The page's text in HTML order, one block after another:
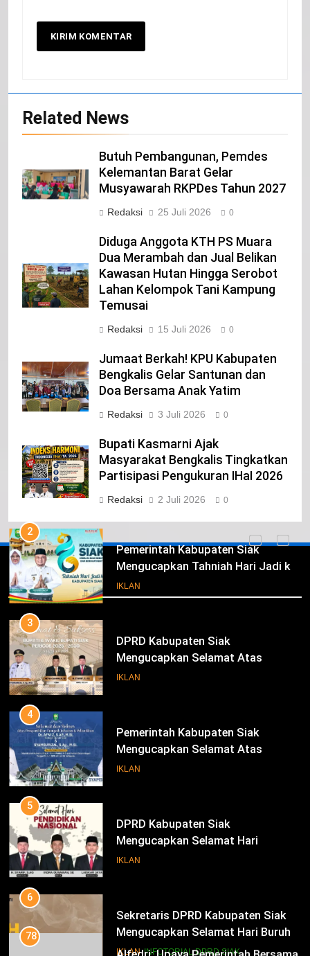
Related News
Butuh Pembangunan, Pemdes
Kelemantan Barat Gelar
Musyawarah RKPDes Tahun 2027
Redaksi 25 Juli 2026 0
Diduga Anggota KTH PS Muara
Dua Merambah dan Jual Belikan
Kawasan Hutan Hingga Serobot
Lahan Kelompok Tani Kampung
Temusai
Redaksi 15 Juli 2026 0
Jumaat Berkah! KPU Kabupaten
Bengkalis Gelar Santunan dan
Doa Bersama Anak Yatim
Redaksi 3 Juli 2026 0
Bupati Kasmarni Ajak
Masyarakat Bengkalis Tingkatkan
Partisipasi Pengukuran IHaI 2026
Redaksi 2 Juli 2026 0
Iklan
IKLAN
Iklan Pemerintah Kabupaten Siak
IKLAN
NORMAN SILITONGA CALEG DPRD
PROVINSI DKI JAKARTA
IKLAN
NURGARAHA HARPAL NOVTEN, SH
CALON ANGGOTA DPRD PROVINSI
Pimpinan Beserta Anggota DPRD
Kabupaten Siak Mengucapkan
IKLAN
2
Pemerintah Kabupaten Siak
Mengucapkan Tahniah Hari Jadi ke-
26 Kabupaten Siak
IKLAN
3
DPRD Kabupaten Siak
Mengucapkan Selamat Atas
Pengambilan Sumpah Jabatan
IKLAN
4
Pemerintah Kabupaten Siak
Mengucapkan Selamat Atas
Pengambilan Sumpah Jabatan
IKLAN
5
DPRD Kabupaten Siak
Mengucapkan Selamat Hari
Pendidikan Nasional
IKLAN
6
Sekretaris DPRD Kabupaten Siak
Mengucapkan Selamat Hari Buruh
IKLAN INFOTORIAL DPRD SIAK
78
Alfedri; Upaya Pemerintah Bersama